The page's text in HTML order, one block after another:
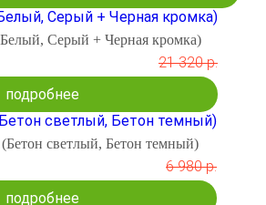
Серый + Черная кромка)
21 320 р.
подробнее
светлый, Бетон темный)
6 980 р.
подробнее